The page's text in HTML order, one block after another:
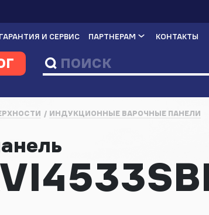
ГАРАНТИЯ И СЕРВИС ПАРТНЕРАМ КОНТАКТЫ
ИНДУКЦИОННЫЕ ВАРОЧНЫЕ ПАНЕЛИ